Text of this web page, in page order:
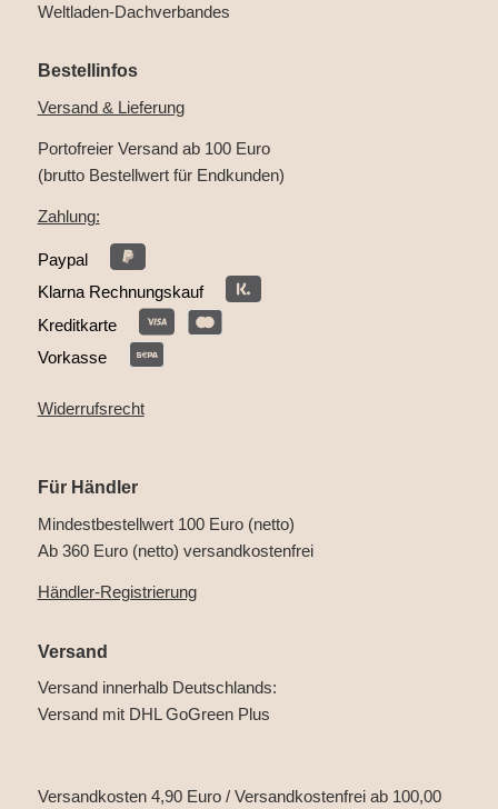
Weltladen-Dachverbandes
Bestellinfos
Versand & Lieferung
Portofreier Versand ab 100 Euro
(brutto Bestellwert für Endkunden)
Zahlung:
Paypal
Klarna Rechnungskauf
Kreditkarte
Vorkasse
Widerrufsrecht
Für Händler
Mindestbestellwert 100 Euro (netto)
Ab 360 Euro (netto) versandkostenfrei
Händler-Registrierung
Versand
Versand innerhalb Deutschlands:
Versand mit DHL GoGreen Plus
Versandkosten 4,90 Euro / Versandkostenfrei ab 100,00